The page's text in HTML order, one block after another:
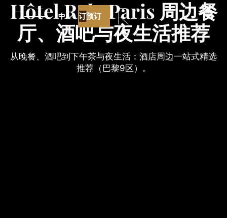
中 预订
预订
Hôtel R de Paris 周边餐
厅、酒吧与夜生活推荐
从晚餐、酒吧到下午茶与夜生活：酒店周边一站式精选
推荐（巴黎9区）。
最优价格保证